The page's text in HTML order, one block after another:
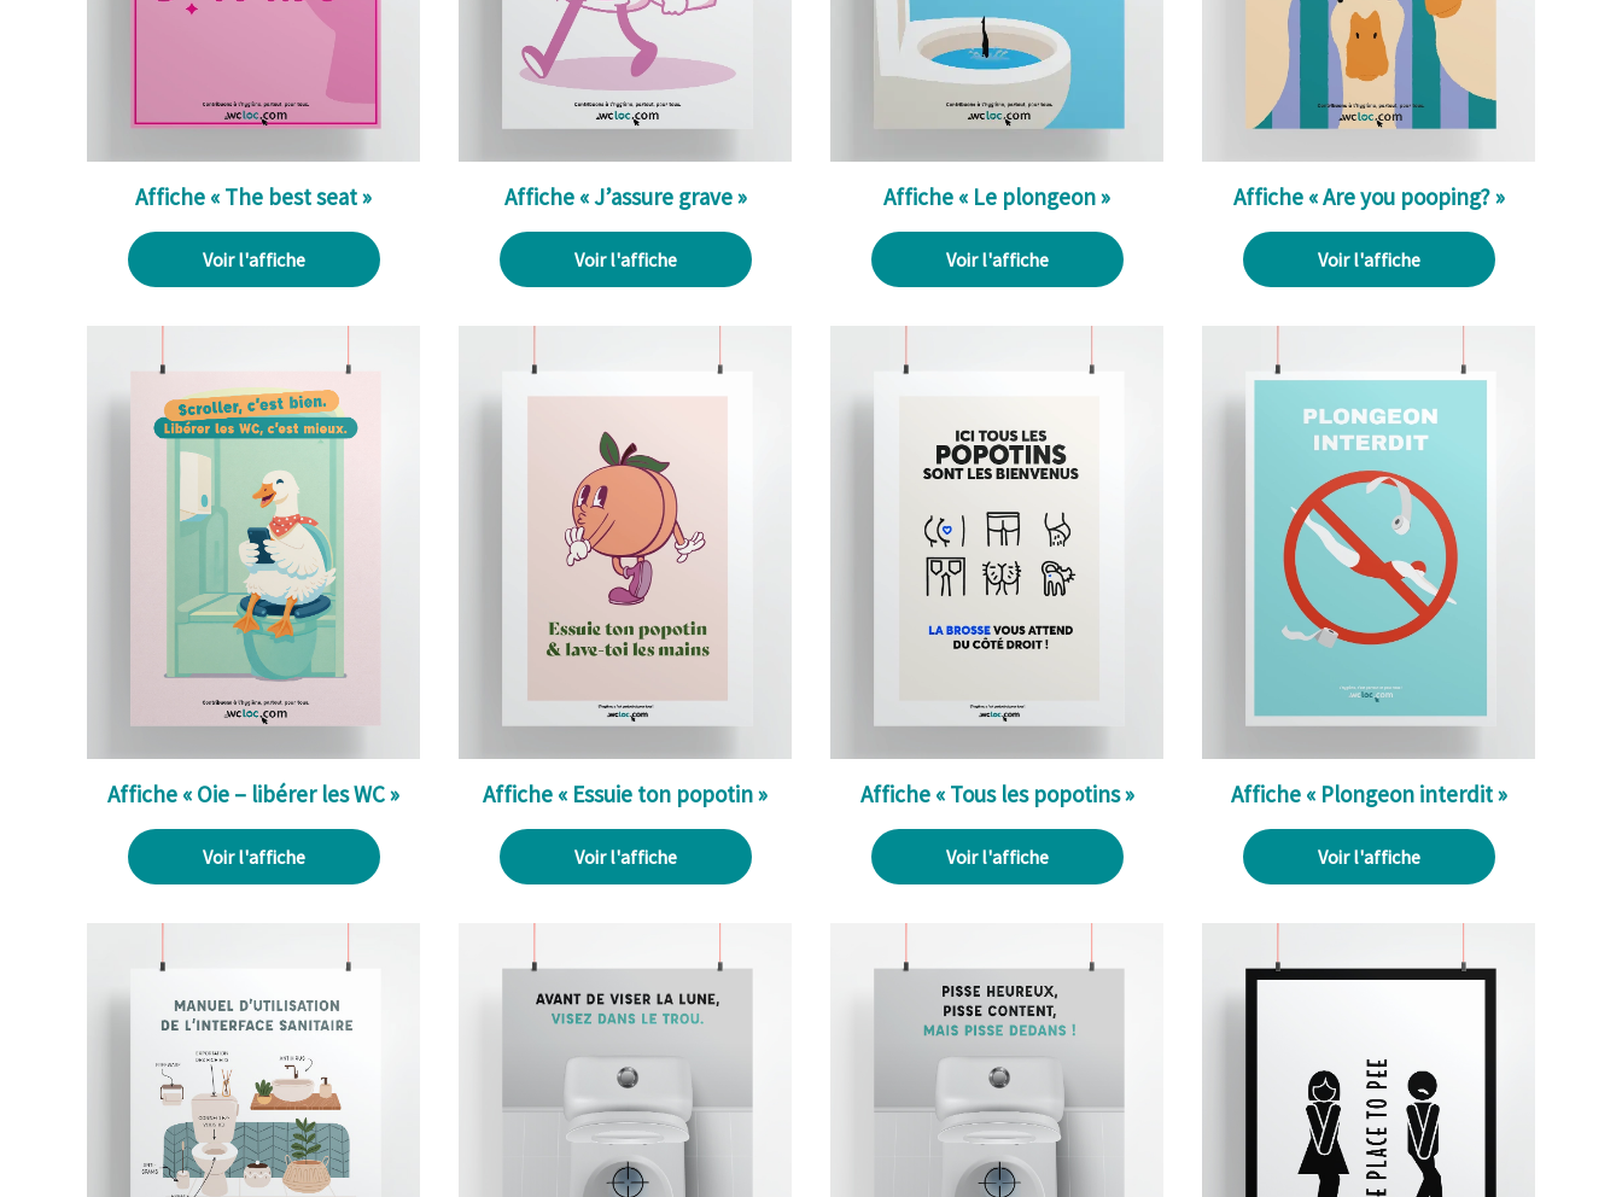
Affiche « The best seat »
Voir l'affiche
Affiche « J’assure grave »
Voir l'affiche
Affiche « Le plongeon »
Voir l'affiche
Affiche « Are you pooping? »
Voir l'affiche
Affiche « Oie – libérer les WC »
Voir l'affiche
Affiche « Essuie ton popotin »
Voir l'affiche
Affiche « Tous les popotins »
Voir l'affiche
Affiche « Plongeon interdit »
Voir l'affiche